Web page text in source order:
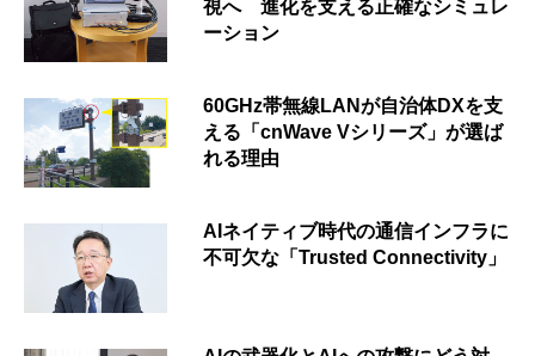
視へ 進化を支える正確なシミュレ
ーション
60GHz帯無線LANが自治体DXを支
える「cnWave Vシリーズ」が選ば
れる理由
AIネイティブ時代の通信インフラに
不可欠な「Trusted Connectivity」